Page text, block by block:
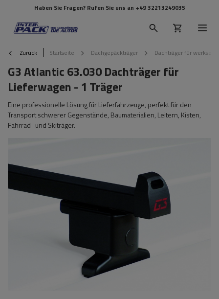
Haben Sie Fragen? Rufen Sie uns an +49 32213249035
Zurück Startseite Dachgepäckträger Dachträger für
G3 Atlantic 63.030 Dachträger für
Lieferwagen - 1 Träger
Eine professionelle Lösung für Lieferfahrzeuge, perfekt für den
Transport schwerer Gegenstände, Baumaterialien, Leitern, Kisten,
Fahrrad- und Skiträger.